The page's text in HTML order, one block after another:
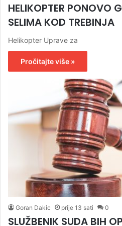
HELIKOPTER PONOVO
SELIMA KOD TREBINJA
Helikopter Uprave za
Pročitajte više »
Goran Dakic prije 13 sati 0
SLUŽBENIK SUDA BIH